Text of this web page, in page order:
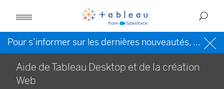
Pour s’informer sur les dernières nouveautés, veuillez consulter l’
Aide de Tableau Desktop et de la création
Web